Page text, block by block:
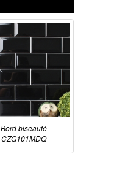
Bord biseauté
CZG101MDQ